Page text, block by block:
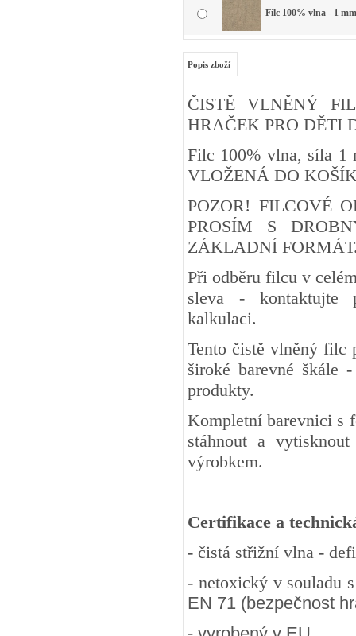
Filc 100% vlna - 1
Popis zboží
ČISTĚ VLNĚNÝ
HRAČEK PRO DĚTI
Filc 100% vlna, síla 1
VLOŽENÁ DO
POZOR! FILCOVÉ
PROSÍM S
ZÁKLADNÍ
Při odběru filcu v
sleva - kontaktujte
kalkulaci.
Tento čistě vlněný filc
široké barevné škále
produkty.
Kompletní barevnici s
stáhnout a
výrobkem.
Certifikace a
- čistá střižní vlna -
- netoxický v souladu
EN 71 (bezpečnost